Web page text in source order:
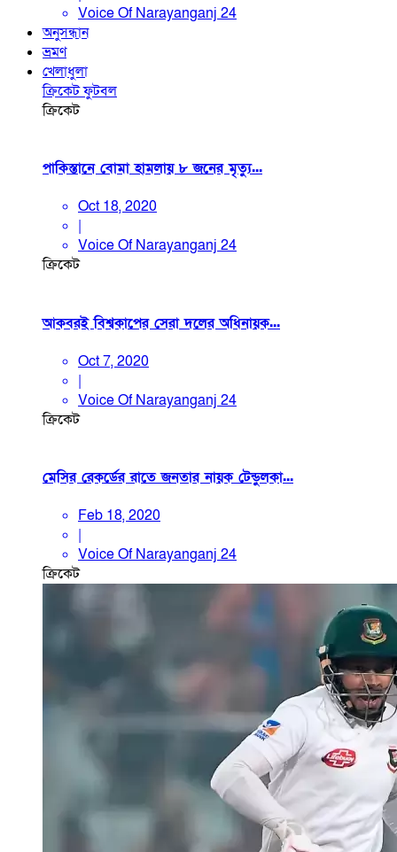
Voice Of Narayanganj 24
অনুসন্ধান
ভ্রমণ
খেলাধুলা
ক্রিকেটফুটবল
ক্রিকেট
পাকিস্তানে বোমা হামলায় ৮ জনের মৃত্যু...
Oct 18, 2020
|
Voice Of Narayanganj 24
ক্রিকেট
আকবরই বিশ্বকাপের সেরা দলের অধিনায়ক...
Oct 7, 2020
|
Voice Of Narayanganj 24
ক্রিকেট
মেসির রেকর্ডের রাতে জনতার নায়ক টেন্ডুলকা...
Feb 18, 2020
|
Voice Of Narayanganj 24
ক্রিকেট